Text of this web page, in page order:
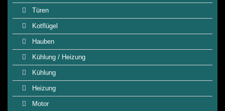
Türen
Kotflügel
Hauben
Kühlung / Heizung
Kühlung
Heizung
Motor